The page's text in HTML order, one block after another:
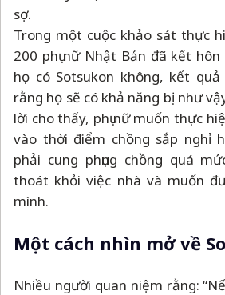
sợ.
Trong một cuộc khảo sát thực
200 phụ nữ Nhật Bản đã kết
họ có Sotsukon không, kết
rằng họ sẽ có khả năng bị như
lời cho thấy, phụ nữ muốn thực
vào thời điểm chồng sắp nghỉ
phải cung phụng chồng quá
thoát khỏi việc nhà và muốn
mình.
Một cách nhìn mở về
Nhiều người quan niệm rằng: